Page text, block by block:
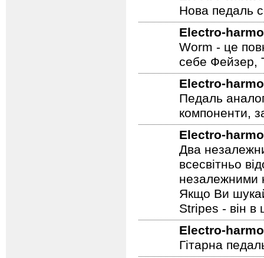
Electro-
Нова педаль
Electro-
Worm - це
себе Фейзер,
Electro-
Педаль
компоненти,
Electro-
Два
всесвітньо
незалежними
Якщо Ви
Stripes - він в
Electro-